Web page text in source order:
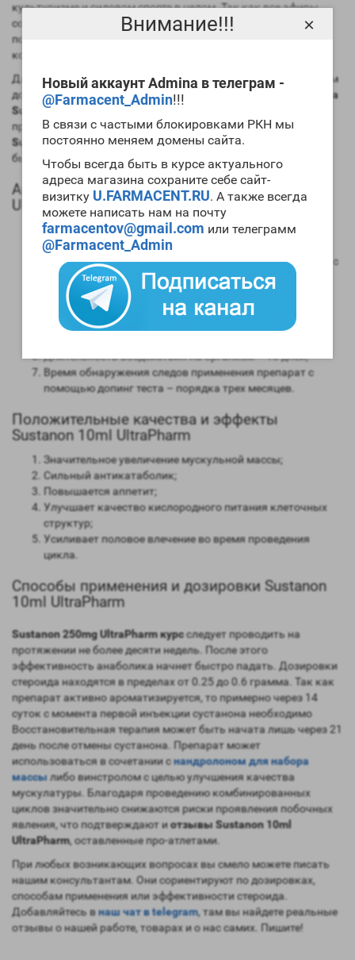
Внимание!!!
Новый аккаунт Admina в телеграм -
@Farmacent_Admin!!!
В связи с частыми блокировками РКН мы
постоянно меняем домены сайта.
Чтобы всегда быть в курсе актуального
адреса магазина сохраните себе сайт-
визитку U.FARMACENT.RU. А также всегда
можете написать нам на почту
farmacentov@gmail.com или телеграмм
@Farmacent_Admin
×
культуризме и силовом спорте в целом. Так как все эфиры,
составляющие сустанон обладают различными сроками
полужизни, то это позволило совместить все преимущества
коротких и пролонгированных препаратов тестостерона.
Для получения высокого и ровного анаболического фона вам
достаточно ставить один укол в семь дней. Заметим, что
цена
Sustanon 10ml UltraPharm
препаратов. В то же время многие атлеты хотяткупить
Sustanon 10ml UltraPharmв силу его эффективности и
быстродействия.
Анаболический профиль Sustanon 10ml
UltraPharm
Анаболическая активность – 100 процентов в
сравнении мужским гормоном;
Андрогенная активность – 100 процентов в сравнении с
мужским гормоном;
Способность конвертироваться в женские гормоны
(ароматизация) – высокая;
Степень нагрузки на печень – отсутствует;
Длительность воздействия на организм – 10 дней;
Время обнаружения следов применения препарат с
помощью допинг теста – порядка трех месяцев.
Положительные качества и эффекты
Sustanon 10ml UltraPharm
Значительное увеличение мускульной массы;
Сильный антикатаболик;
Повышается аппетит;
Улучшает качество кислородного питания клеточных
структур;
Усиливает половое влечение во время проведения
цикла.
Способы применения и дозировки Sustanon
10ml UltraPharm
Sustanon 250mg UltraPharm курсследует проводить на
протяжении не более десяти недель. После этого
эффективность анаболика начнет быстро падать. Дозировки
стероида находятся в пределах от 0.25 до 0.6 грамма. Так как
препарат активно ароматизируется, то примерно через 14
суток с момента первой инъекции сустанона необходимо
Восстановительная терапия может быть начата лишь через 21
день после отмены сустанона. Препарат может
использоваться в сочетании снандролономдля набора
массылибо винстролом с целью улучшения качества
мускулатуры. Благодаря проведению комбинированных
циклов значительно снижаются риски проявления побочных
явления, что подтверждают иотзывы Sustanon 10ml
UltraPharm, оставленные про-атлетами.
При любых возникающих вопросах вы смело можете писать
нашим консультантам. Они сориентируют по дозировках,
способам применения или эффективности стероида.
Добавляйтесь внаш чат в telegram, там вы найдете реальные
отзывы о нашей работе, товарах и о нас самих. Пишите!